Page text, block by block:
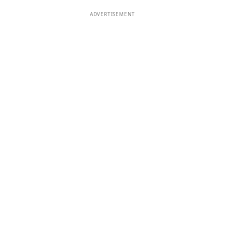
ADVERTISEMENT